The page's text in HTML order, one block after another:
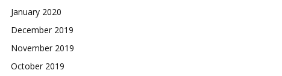
January 2020
December 2019
November 2019
October 2019